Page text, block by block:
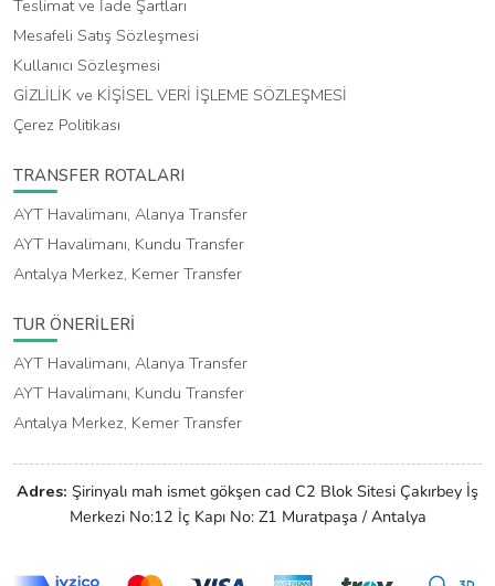
Teslimat ve İade Şartları
Mesafeli Satış Sözleşmesi
Kullanıcı Sözleşmesi
GİZLİLİK ve KİŞİSEL VERİ İŞLEME SÖZLEŞMESİ
Çerez Politikası
TRANSFER ROTALARI
AYT Havalimanı, Alanya Transfer
AYT Havalimanı, Kundu Transfer
Antalya Merkez, Kemer Transfer
TUR ÖNERİLERİ
AYT Havalimanı, Alanya Transfer
AYT Havalimanı, Kundu Transfer
Antalya Merkez, Kemer Transfer
Adres: Şirinyalı mah ismet gökşen cad C2 Blok Sitesi Çakırbey İş
Merkezi No:12 İç Kapı No: Z1 Muratpaşa / Antalya